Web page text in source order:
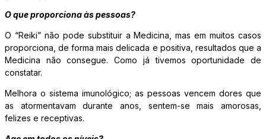
O que proporciona às pessoas?
O “Reiki” não pode substituir a Medicina, mas em muitos casos
proporciona, de forma mais delicada e positiva, resultados que a
Medicina não consegue. Como já tivemos oportunidade de
constatar.
Melhora o sistema imunológico; as pessoas vencem dores que
as atormentavam durante anos, sentem-se mais amorosas,
felizes e receptivas.